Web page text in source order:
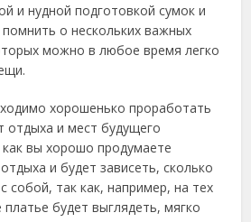
и нудной подготовкой сумок и
о нескольких важных
можно в любое время легко
хорошенько проработать
и мест будущего
вы хорошо продумаете
и будет зависеть, сколько
собой, так как, например, на тех
будет выглядеть, мягко